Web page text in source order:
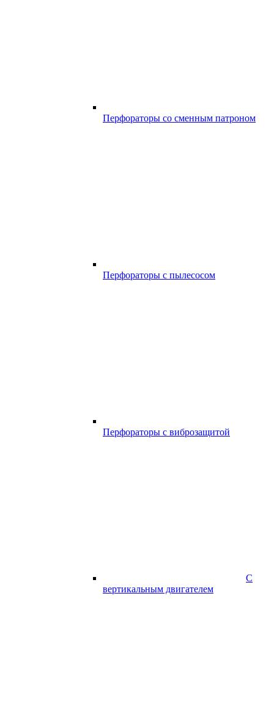
Перфораторы со сменным патроном
Перфораторы с пылесосом
Перфораторы с виброзащитой
С
вертикальным двигателем